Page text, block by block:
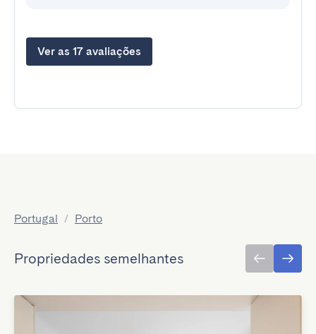
Ver as 17 avaliações
Portugal / Porto
Propriedades semelhantes